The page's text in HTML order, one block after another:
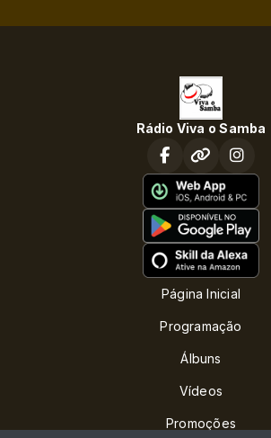
Rádio Viva o Samba
Página Inicial
Programação
Álbuns
Vídeos
Promoções